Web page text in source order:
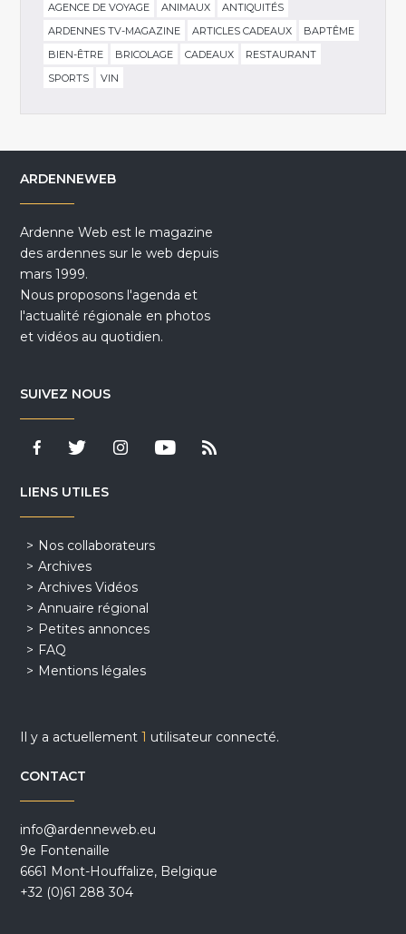
AGENCE DE VOYAGE ANIMAUX
ANTIQUITÉS
ARDENNES TV-MAGAZINE
ARTICLES CADEAUX
BAPTÊME
BIEN-ÊTRE
BRICOLAGE CADEAUX
RESTAURANT
SPORTS
VIN
ARDENNEWEB
Ardenne Web est le magazine
des ardennes sur le web depuis
mars 1999.
Nous proposons l'agenda et
l'actualité régionale en photos
et vidéos au quotidien.
SUIVEZ NOUS
LIENS UTILES
Nos collaborateurs
Archives
Archives Vidéos
Annuaire régional
Petites annonces
FAQ
Mentions légales
Il y a actuellement1 utilisateur connecté.
CONTACT
info@ardenneweb.eu
9e Fontenaille
6661 Mont-Houffalize, Belgique
+32 (0)61 288 304